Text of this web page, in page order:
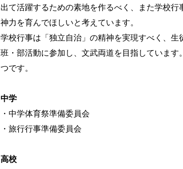
出て活躍するための素地を作るべく、また学校
神力を育んでほしいと考えています。
学校行事は「独立自治」の精神を実現すべく、
班・部活動に参加し、文武両道を目指していま
つです。
中学
・中学体育祭準備委員会
・旅行行事準備委員会
高校